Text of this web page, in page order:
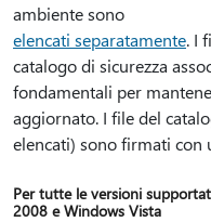
ambiente sono
elencati separatamente. I
catalogo di sicurezza
fondamentali per
aggiornato. I file del
elencati) sono firmati
Per tutte le versioni
2008 e Windows Vista